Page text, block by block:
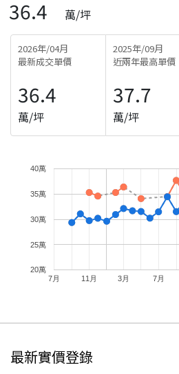
36.4 萬/坪
2026年/04月
最新成交單價
36.4
萬/坪
2025年/09月
近兩年最高單價
37.7
萬/坪
7月 11月 3月 7月
20萬
25萬
30萬
35萬
40萬
最新實價登錄